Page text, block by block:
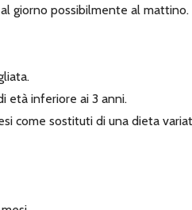
giorno possibilmente al mattino.
età inferiore ai 3 anni.
come sostituti di una dieta